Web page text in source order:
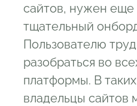
сайтов, нужен еще
тщательный
Пользователю
разобраться во
платформы. В
владельцы сайтов